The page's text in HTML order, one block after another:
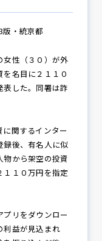
て
・統京都
性（３０）が外
名目に２１１０
表した。同署は詐
関するインター
録後、有名人に似
物から架空の投資
１１０万円を指定
リをダウンロー
利益が見込まれ